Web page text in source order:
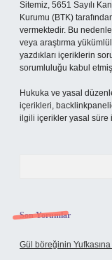
Sitemiz, 5651 Sayılı
Kurumu (BTK)
vermektedir. Bu
veya araştırma
yazdıkları içeriklerin
sorumluluğu kabul etmiş
Hukuka ve yasal
içerikleri,
ilgili içerikler yasal süre
Son Yorumlar
Gül böreğinin